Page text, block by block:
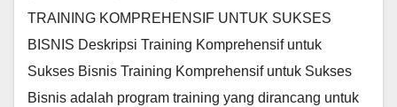
TRAINING KOMPREHENSIF UNTUK SUKSES
BISNIS Deskripsi Training Komprehensif untuk
Sukses Bisnis Training Komprehensif untuk Sukses
Bisnis adalah program training yang dirancang untuk